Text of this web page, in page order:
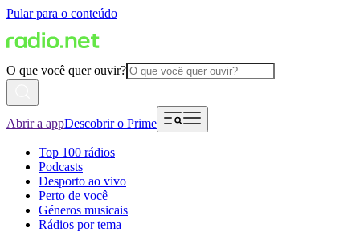
Pular para o conteúdo
O que você quer ouvir?
Abrir a appDescobrir o Prime
Top 100 rádios
Podcasts
Desporto ao vivo
Perto de você
Géneros musicais
Rádios por tema